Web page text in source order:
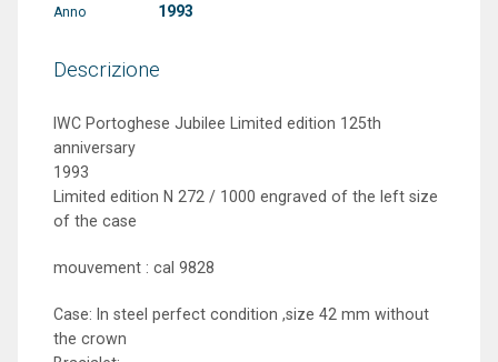
Anno 1993
Descrizione
IWC Portoghese Jubilee Limited edition 125th
anniversary
1993
Limited edition N 272 / 1000 engraved of the left size
of the case
mouvement : cal 9828
Case: In steel perfect condition ,size 42 mm without
the crown